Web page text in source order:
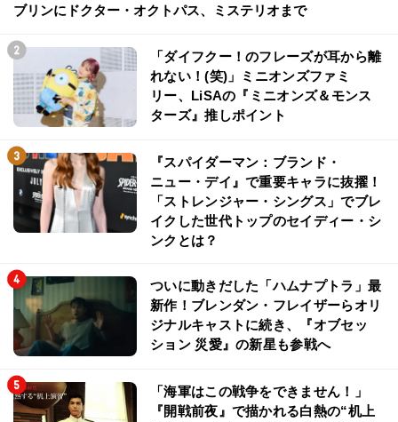
ブリンにドクター・オクトパス、ミステリオまで
「ダイフクー！のフレーズが耳から離
れない！(笑)」ミニオンズファミ
リー、LiSAの『ミニオンズ＆モンス
ターズ』推しポイント
『スパイダーマン：ブランド・
ニュー・デイ』で重要キャラに抜擢！
「ストレンジャー・シングス」でブレ
イクした世代トップのセイディー・シ
ンクとは？
ついに動きだした「ハムナプトラ」最
新作！ブレンダン・フレイザーらオリ
ジナルキャストに続き、『オブセッ
ション 災愛』の新星も参戦へ
「海軍はこの戦争をできません！」
『開戦前夜』で描かれる白熱の“机上